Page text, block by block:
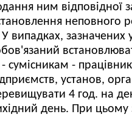
ним відповідної
неповного
У випадках, зазначених
- сумісникам -
установ,
4 год. на
день. При цьому